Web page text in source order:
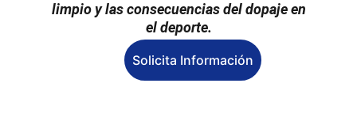
limpio y las consecuencias del dopaje en
el deporte.
Solicita Información